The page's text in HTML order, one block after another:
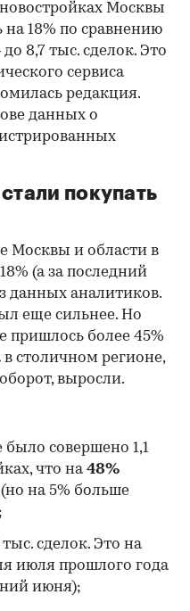
Москвы
18% по сравнению
8,7 тыс. сделок. Это
сервиса
редакция.
данных о
покупать
Москвы и области в
(а за последний
данных аналитиков.
еще сильнее. Но
пришлось более 45%
столичном регионе,
выросли.
было совершено 1,1
что на48%
на 5% больше
сделок. Это на
июля прошлого года
июня);